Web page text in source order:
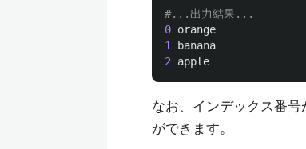
0 orange
1
banana
2
apple
なお、インデックス番
ができます。